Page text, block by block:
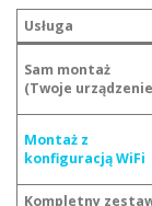
Usługa
Sam montaż
(Twoje
Montaż z
konfiguracją WiFi
Kompletny